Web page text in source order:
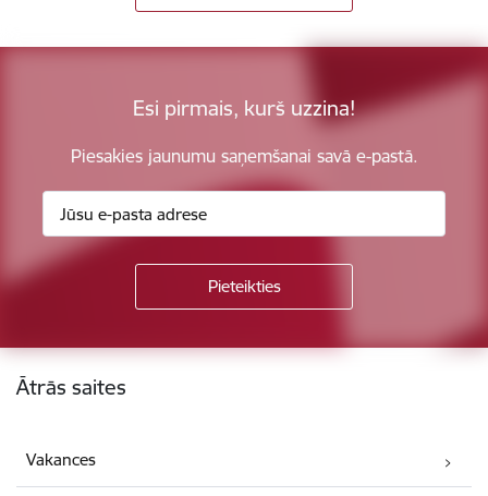
Esi pirmais, kurš uzzina!
Piesakies jaunumu saņemšanai savā e-pastā.
Kājene
Ātrās saites
Vakances